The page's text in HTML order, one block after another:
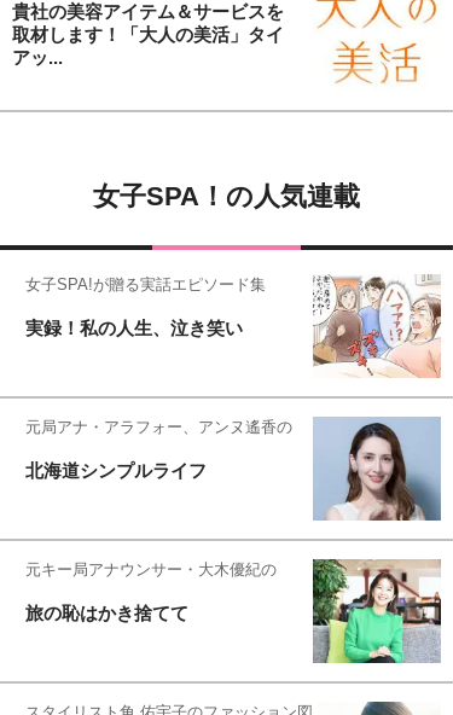
貴社の美容アイテム＆サービスを
取材します！「大人の美活」タイ
アッ...
女子SPA！の人気連載
女子SPA!が贈る実話エピソード集
実録！私の人生、泣き笑い
元局アナ・アラフォー、アンヌ遙香の
北海道シンプルライフ
元キー局アナウンサー・大木優紀の
旅の恥はかき捨てて